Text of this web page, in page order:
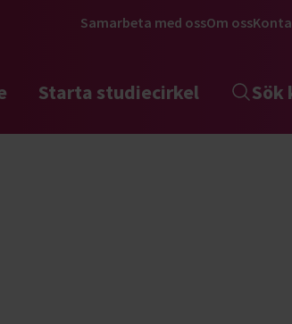
Samarbeta med ossOm oss
Starta studiecirkel Sök